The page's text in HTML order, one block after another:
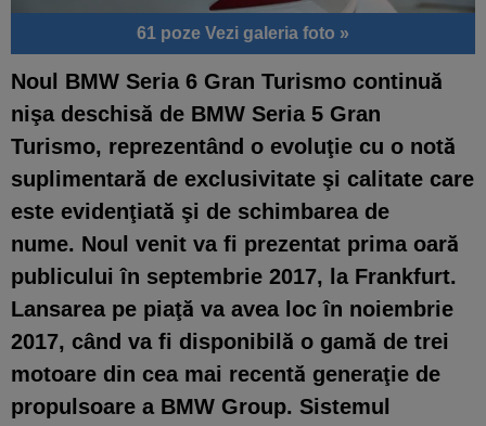
61 poze Vezi galeria foto »
Noul BMW Seria 6 Gran Turismo continuă
nişa deschisă de BMW Seria 5 Gran
Turismo, reprezentând o evoluţie cu o notă
suplimentară de exclusivitate şi calitate care
este evidenţiată şi de schimbarea de
nume. Noul venit va fi prezentat prima oară
publicului în septembrie 2017, la Frankfurt.
Lansarea pe piaţă va avea loc în noiembrie
2017, când va fi disponibilă o gamă de trei
motoare din cea mai recentă generaţie de
propulsoare a BMW Group. Sistemul